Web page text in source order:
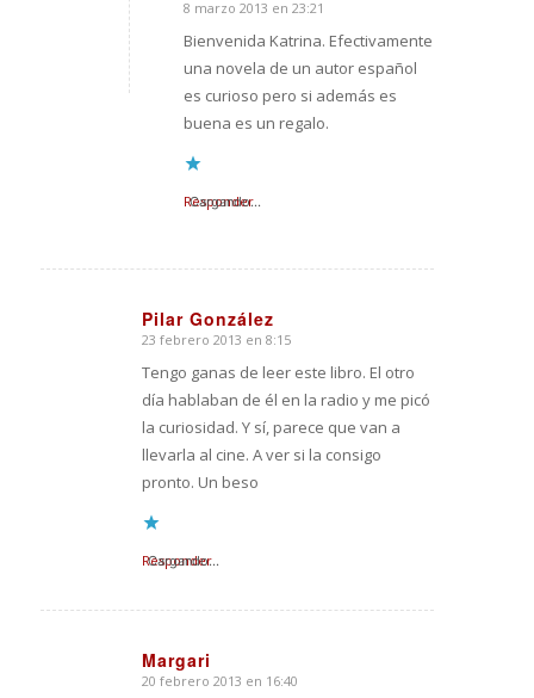
Dice:
8 marzo 2013 en 23:21
Bienvenida Katrina. Efectivamente
una novela de un autor español
es curioso pero si además es
buena es un regalo.
Cargando...
Responder
Pilar González
Dice:
23 febrero 2013 en 8:15
Tengo ganas de leer este libro. El otro
día hablaban de él en la radio y me picó
la curiosidad. Y sí, parece que van a
llevarla al cine. A ver si la consigo
pronto. Un beso
Cargando...
Responder
Margari
Dice:
20 febrero 2013 en 16:40